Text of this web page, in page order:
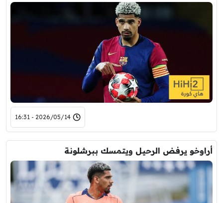
2026/05/14 - 16:31
أراوخو يرفض الرحيل ويتمسك ببرشلونة